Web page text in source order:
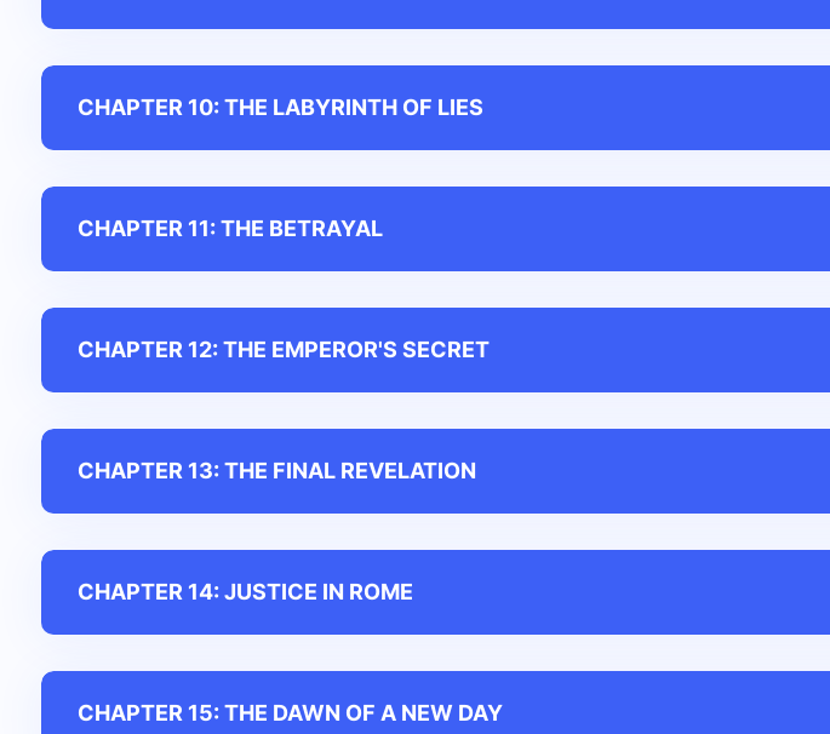
CHAPTER 10: THE LABYRINTH OF LIES
CHAPTER 11: THE BETRAYAL
CHAPTER 12: THE EMPEROR'S SECRET
CHAPTER 13: THE FINAL REVELATION
CHAPTER 14: JUSTICE IN ROME
CHAPTER 15: THE DAWN OF A NEW DAY